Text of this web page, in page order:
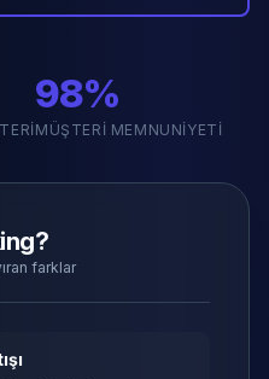
98%
MÜŞTERI MEMNUNIYETI
farklar